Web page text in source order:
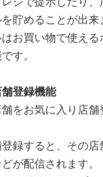
貯めることが出来
お買い物で使える
す。
舗登録機能
をお気に入り店
録すると、その店
が配信されます。